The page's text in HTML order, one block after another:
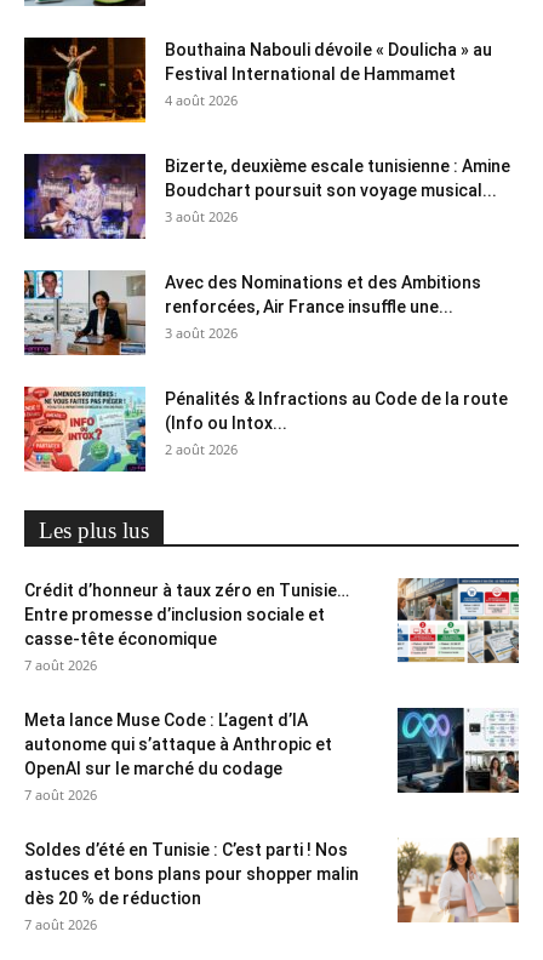
Bouthaina Nabouli dévoile « Doulicha » au
Festival International de Hammamet
4 août 2026
Bizerte, deuxième escale tunisienne : Amine
Boudchart poursuit son voyage musical...
3 août 2026
Avec des Nominations et des Ambitions
renforcées, Air France insuffle une...
3 août 2026
Pénalités & Infractions au Code de la route
(Info ou Intox...
2 août 2026
Les plus lus
Crédit d’honneur à taux zéro en Tunisie…
Entre promesse d’inclusion sociale et
casse-tête économique
7 août 2026
Meta lance Muse Code : L’agent d’IA
autonome qui s’attaque à Anthropic et
OpenAI sur le marché du codage
7 août 2026
Soldes d’été en Tunisie : C’est parti ! Nos
astuces et bons plans pour shopper malin
dès 20 % de réduction
7 août 2026